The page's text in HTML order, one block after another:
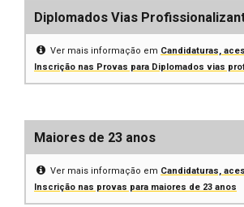
Diplomados Vias
Ver mais informação em Candidaturas,
Inscrição nas Provas para Diplomados vias
Maiores de 23 anos
Ver mais informação em Candidaturas,
Inscrição nas provas para maiores de 23 anos